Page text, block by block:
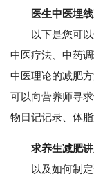
医生中医埋
以下是您可以
中医疗法、中药
中医理论的减肥
可以向营养师寻
物日记记录、体
求养生减肥
以及如何制定